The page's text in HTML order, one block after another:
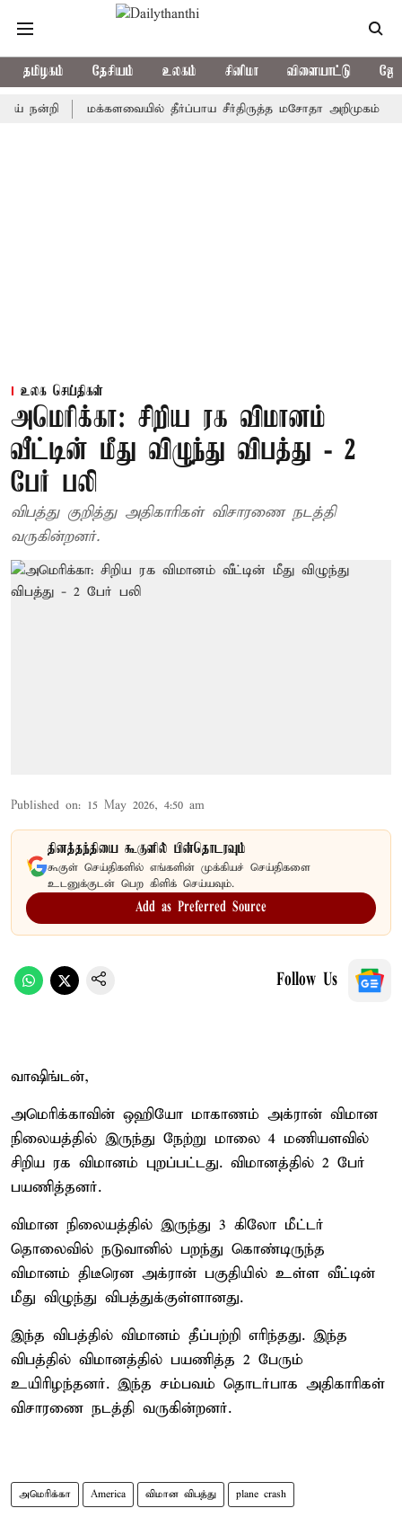
தமிழகம் தேசியம் உலகம் சினிமா விளையாட்டு
மக்களவையில் தீர்ப்பாய சீர்திருத்த மசோதா அறிமுகம்
உலக செய்திகள்
அமெரிக்கா: சிறிய ரக விமானம்
வீட்டின் மீது விழுந்து விபத்து - 2
பேர் பலி
விபத்து குறித்து அதிகாரிகள் விசாரணை நடத்தி
வருகின்றனர்.
Published on: 15 May 2026, 4:50 am
தினத்தந்தியை கூகுளில் பின்தொடரவும்
கூகுள் செய்திகளில் எங்களின் முக்கியச் செய்திகளை
உடனுக்குடன் பெற கிளிக் செய்யவும்.
Add as Preferred Source
Follow Us
வாஷிங்டன்,
அமெரிக்காவின் ஒஹியோ மாகாணம் அக்ரான் விமான
நிலையத்தில் இருந்து நேற்று மாலை 4 மணியளவில்
சிறிய ரக விமானம் புறப்பட்டது. விமானத்தில் 2 பேர்
பயணித்தனர்.
விமான நிலையத்தில் இருந்து 3 கிலோ மீட்டர்
தொலைவில் நடுவானில் பறந்து கொண்டிருந்த
விமானம் திடீரென அக்ரான் பகுதியில் உள்ள வீட்டின்
மீது விழுந்து விபத்துக்குள்ளானது.
இந்த விபத்தில் விமானம் தீப்பற்றி எரிந்தது. இந்த
விபத்தில் விமானத்தில் பயணித்த 2 பேரும்
உயிரிழந்தனர். இந்த சம்பவம் தொடர்பாக அதிகாரிகள்
விசாரணை நடத்தி வருகின்றனர்.
அமெரிக்கா America விமான விபத்து plane crash